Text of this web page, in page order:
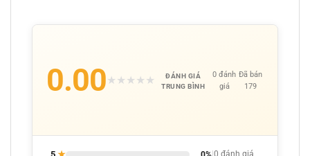
0.00★ ★ ★ ★ ★
ĐÁNH GIÁ
TRUNG BÌNH
0 đánh
giá
Đã bán
179